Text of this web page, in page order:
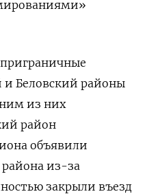
и Беловский районы
из них
район
объявили
из-за
закрыли въезд